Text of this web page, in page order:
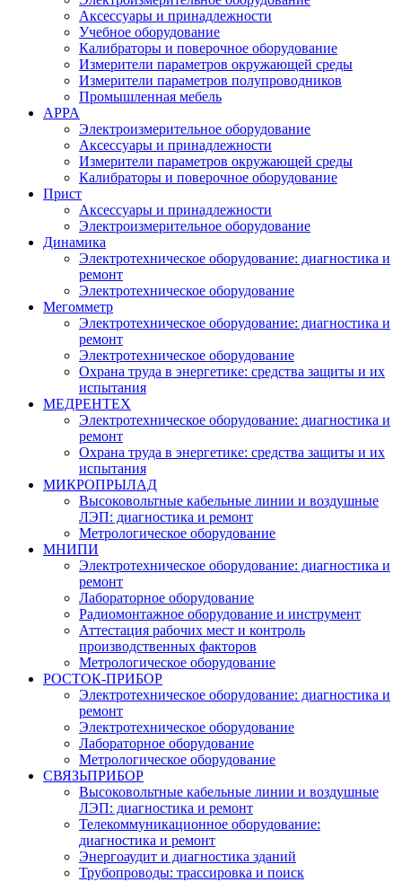
Аксессуары и принадлежности
Учебное оборудование
Калибраторы и поверочное оборудование
Измерители параметров окружающей среды
Измерители параметров полупроводников
Промышленная мебель
APPA
Электроизмерительное оборудование
Аксессуары и принадлежности
Измерители параметров окружающей среды
Калибраторы и поверочное оборудование
Прист
Аксессуары и принадлежности
Электроизмерительное оборудование
Динамика
Электротехническое оборудование: диагностика и
ремонт
Электротехническое оборудование
Мегомметр
Электротехническое оборудование: диагностика и
ремонт
Электротехническое оборудование
Охрана труда в энергетике: средства защиты и их
испытания
МЕДРЕНТЕХ
Электротехническое оборудование: диагностика и
ремонт
Охрана труда в энергетике: средства защиты и их
испытания
МИКРОПРЫЛАД
Высоковольтные кабельные линии и воздушные
ЛЭП: диагностика и ремонт
Метрологическое оборудование
МНИПИ
Электротехническое оборудование: диагностика и
ремонт
Лабораторное оборудование
Радиомонтажное оборудование и инструмент
Аттестация рабочих мест и контроль
производственных факторов
Метрологическое оборудование
РОСТОК-ПРИБОР
Электротехническое оборудование: диагностика и
ремонт
Электротехническое оборудование
Лабораторное оборудование
Метрологическое оборудование
СВЯЗЬПРИБОР
Высоковольтные кабельные линии и воздушные
ЛЭП: диагностика и ремонт
Телекоммуникационное оборудование:
диагностика и ремонт
Энергоаудит и диагностика зданий
Трубопроводы: трассировка и поиск